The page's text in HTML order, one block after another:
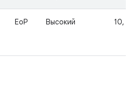
EoP Высокий 10,